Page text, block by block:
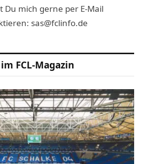
Du mich gerne per E-Mail
sas@fclinfo.de
im FCL-Magazin